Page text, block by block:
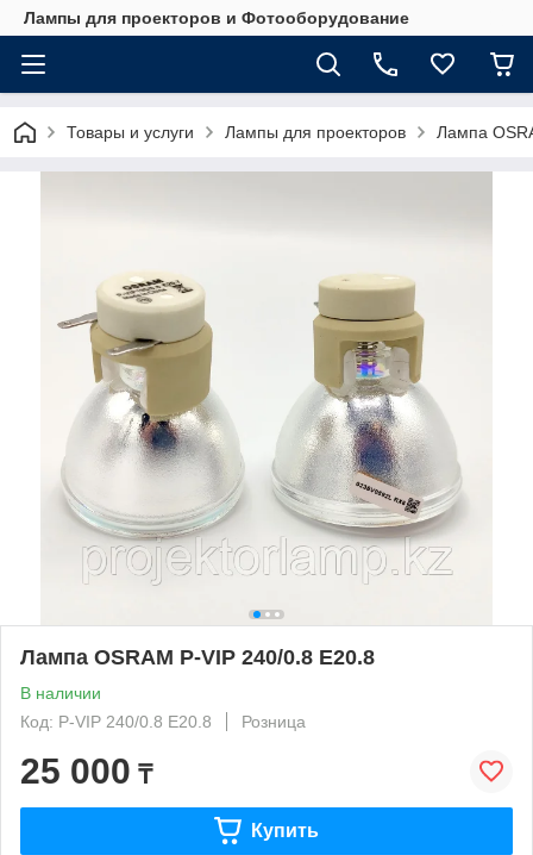
Лампы для проекторов и Фотооборудование
Товары и услуги Лампы для проекторов Лампа
Лампа OSRAM P-VIP 240/0.8 E20.8
В наличии
Код: P-VIP 240/0.8 E20.8
Розница
25 000 ₸
Купить